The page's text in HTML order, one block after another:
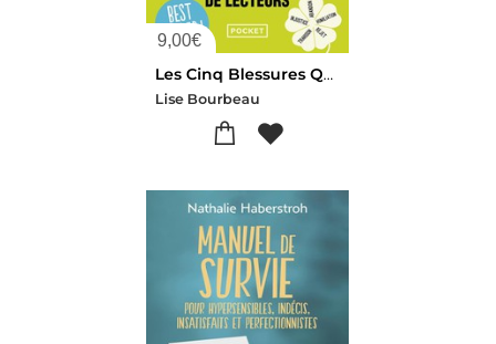
9,00€
Les Cinq Blessures Qui Empechent D'etre Soi-meme
Lise Bourbeau